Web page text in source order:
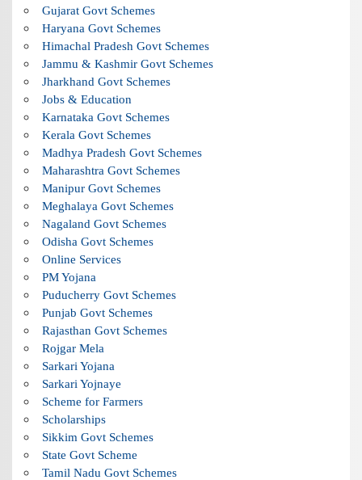
Gujarat Govt Schemes
Haryana Govt Schemes
Himachal Pradesh Govt Schemes
Jammu & Kashmir Govt Schemes
Jharkhand Govt Schemes
Jobs & Education
Karnataka Govt Schemes
Kerala Govt Schemes
Madhya Pradesh Govt Schemes
Maharashtra Govt Schemes
Manipur Govt Schemes
Meghalaya Govt Schemes
Nagaland Govt Schemes
Odisha Govt Schemes
Online Services
PM Yojana
Puducherry Govt Schemes
Punjab Govt Schemes
Rajasthan Govt Schemes
Rojgar Mela
Sarkari Yojana
Sarkari Yojnaye
Scheme for Farmers
Scholarships
Sikkim Govt Schemes
State Govt Scheme
Tamil Nadu Govt Schemes